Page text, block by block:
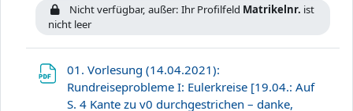
Nicht verfügbar, außer: Ihr Profilfeld Matrikelnr. ist
nicht leer
01. Vorlesung (14.04.2021):
Rundreiseprobleme I: Eulerkreise [19.04.: Auf
S. 4 Kante zu v0 durchgestrichen – danke,